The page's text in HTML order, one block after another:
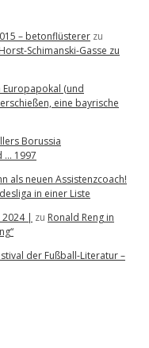
– betonflüsterer zu
Schimanski-Gasse zu
Europapokal (und
eine bayrische
Borussia
… 1997
als neuen Assistenzcoach!
in einer Liste
2024 | zu Ronald Reng in
der Fußball-Literatur –